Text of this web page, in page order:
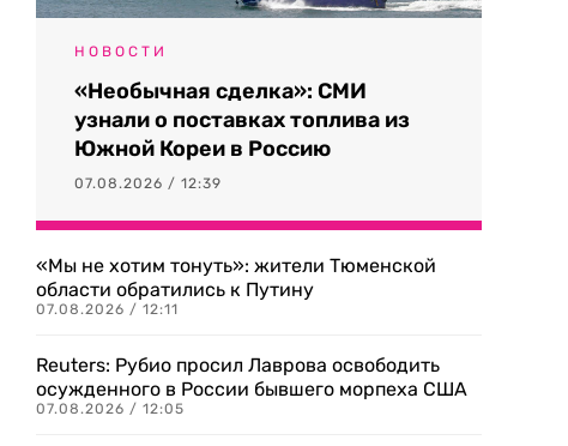
НОВОСТИ
«Необычная сделка»: СМИ
узнали о поставках топлива из
Южной Кореи в Россию
07.08.2026 / 12:39
«Мы не хотим тонуть»: жители Тюменской
области обратились к Путину
07.08.2026 / 12:11
Reuters: Рубио просил Лаврова освободить
осужденного в России бывшего морпеха США
07.08.2026 / 12:05